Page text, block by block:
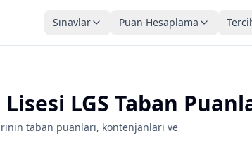
Sınavlar Puan Hesaplama
LGS Taban
taban puanları, kontenjanları ve